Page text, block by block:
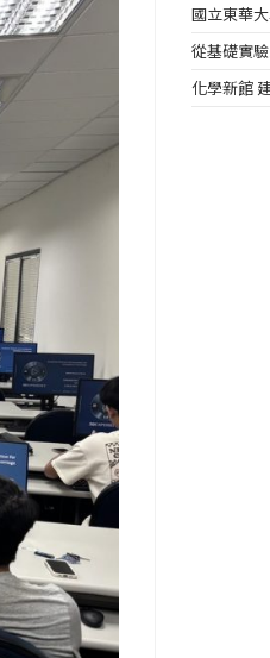
國立東華
從基礎實
化學新館